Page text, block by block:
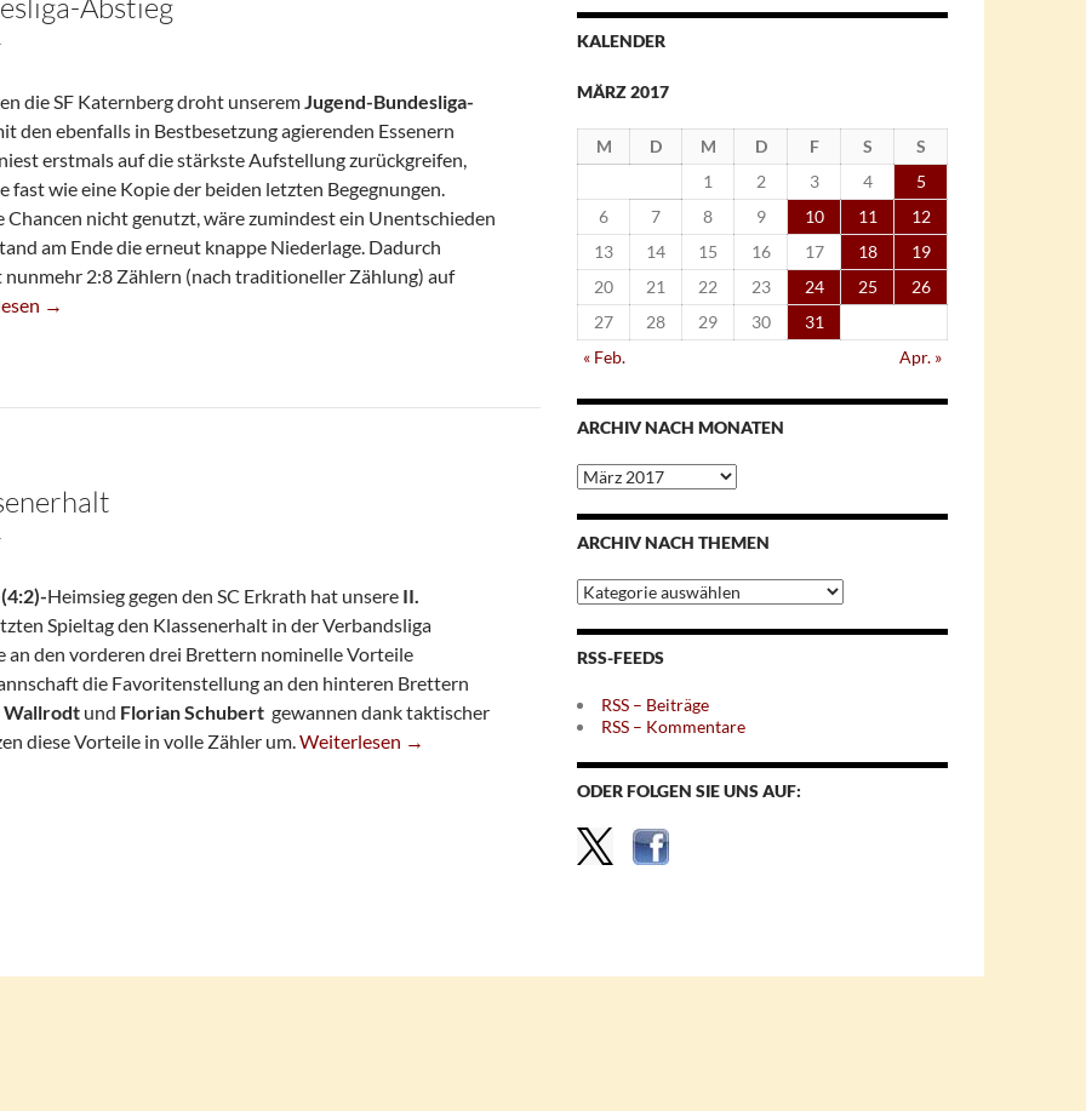
Abstieg
die SF Katernberg droht unseremJugend-Bundesliga-
den ebenfalls in Bestbesetzung agierenden Essenern
erstmals auf die stärkste Aufstellung zurückgreifen,
wie eine Kopie der beiden letzten Begegnungen.
nicht genutzt, wäre zumindest ein Unentschieden
am Ende die erneut knappe Niederlage. Dadurch
2:8 Zählern (nach traditioneller Zählung) auf
Bundesliga-Abstieg
→
Heimsieg gegen den SC Erkrath hat unsere II.
Spieltag den Klassenerhalt in der Verbandsliga
an den vorderen drei Brettern nominelle Vorteile
die Favoritenstellung an den hinteren Brettern
Wallrodt und Florian Schubert gewannen dank taktischer
diese Vorteile in volle Zähler um.U20 II Sichert Klassenerhalt
Weiterlesen →
KALENDER
MÄRZ 2017
M D M D F S
S
1
2 3 4
5
6
7 8 9 10 11
12
13
14 15 16 17 18
19
20
21 22 23 24 25
26
27
28 29 30
31
« Feb.
Apr. »
ARCHIV NACH MONATEN
Archiv
nach
Monaten
ARCHIV NACH THEMEN
Archiv
nach
Themen
RSS-FEEDS
RSS – Beiträge
RSS – Kommentare
ODER FOLGEN SIE UNS AUF: